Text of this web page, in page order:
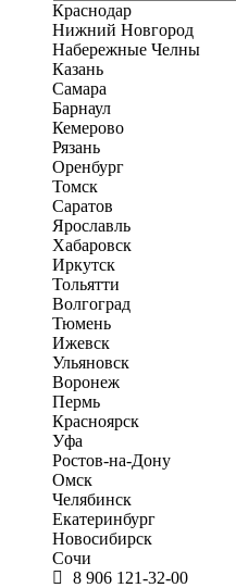
Краснодар
Нижний Новгород
Набережные Челны
Казань
Самара
Барнаул
Кемерово
Рязань
Оренбург
Томск
Саратов
Ярославль
Хабаровск
Иркутск
Тольятти
Волгоград
Тюмень
Ижевск
Ульяновск
Воронеж
Пермь
Красноярск
Уфа
Ростов-на-Дону
Омск
Челябинск
Екатеринбург
Новосибирск
Сочи
8 906 121-32-00